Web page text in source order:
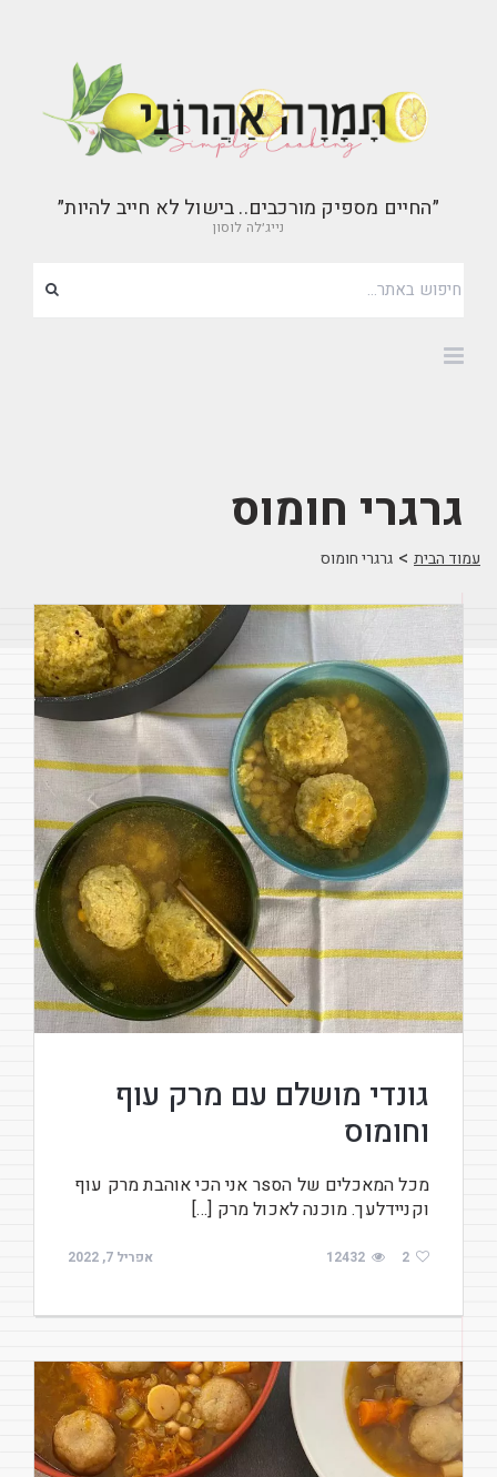
״החיים מספיק מורכבים.. בישול לא חייב להיות״
נייג׳לה לוסון
גרגרי חומוס
עמוד הבית > גרגרי חומוס
גונדי מושלם עם מרק עוף
וחומוס
מכל המאכלים של הסsר אני הכי אוהבת מרק עוף
וקניידלעך. מוכנה לאכול מרק […]
אפריל 7, 2022 12432 2